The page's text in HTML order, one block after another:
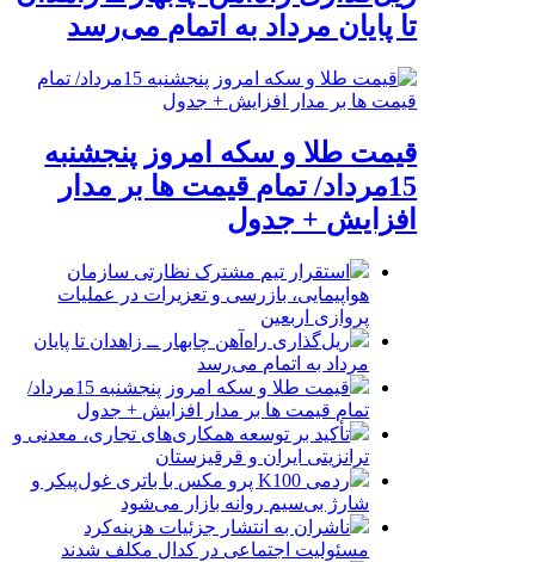
تا پایان مرداد به اتمام می‌رسد
قیمت طلا و سکه امروز پنجشنبه
15مرداد/ تمام قیمت ها بر مدار
افزایش + جدول
استقرار تیم مشترک نظارتی سازمان
هواپیمایی، بازرسی و تعزیرات در عملیات
پروازی اربعین
ریل‌گذاری راه‌آهن چابهار ــ زاهدان تا پایان
مرداد به اتمام می‌رسد
قیمت طلا و سکه امروز پنجشنبه 15مرداد/
تمام قیمت ها بر مدار افزایش + جدول
تأکید بر توسعه همکاری‌های تجاری، معدنی و
ترانزیتی ایران و قرقیزستان
ردمی K100 پرو مکس با باتری غول‌پیکر و
شارژ بی‌سیم روانه بازار می‌شود
ناشران به انتشار جزئیات هزینه‌کرد
مسئولیت اجتماعی در کدال مکلف شدند